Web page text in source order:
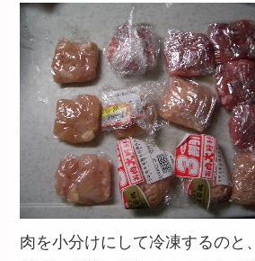
肉を小分けにして冷凍するのと、